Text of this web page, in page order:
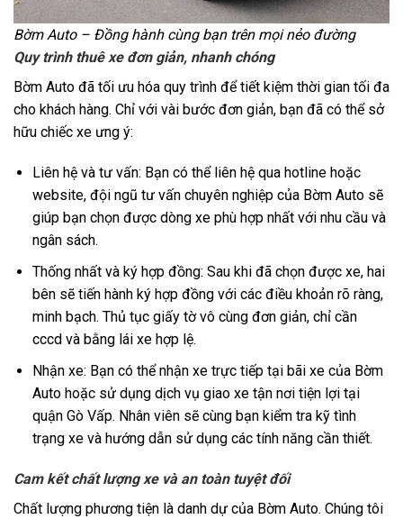
Bờm Auto – Đồng hành cùng bạn trên mọi nẻo đường
Quy trình thuê xe đơn giản, nhanh chóng
Bờm Auto đã tối ưu hóa quy trình để tiết kiệm thời gian tối đa
cho khách hàng. Chỉ với vài bước đơn giản, bạn đã có thể sở
hữu chiếc xe ưng ý:
Liên hệ và tư vấn: Bạn có thể liên hệ qua hotline hoặc
website, đội ngũ tư vấn chuyên nghiệp của Bờm Auto sẽ
giúp bạn chọn được dòng xe phù hợp nhất với nhu cầu và
ngân sách.
Thống nhất và ký hợp đồng: Sau khi đã chọn được xe, hai
bên sẽ tiến hành ký hợp đồng với các điều khoản rõ ràng,
minh bạch. Thủ tục giấy tờ vô cùng đơn giản, chỉ cần
cccd và bằng lái xe hợp lệ.
Nhận xe: Bạn có thể nhận xe trực tiếp tại bãi xe của Bờm
Auto hoặc sử dụng dịch vụ giao xe tận nơi tiện lợi tại
quận Gò Vấp. Nhân viên sẽ cùng bạn kiểm tra kỹ tình
trạng xe và hướng dẫn sử dụng các tính năng cần thiết.
Cam kết chất lượng xe và an toàn tuyệt đối
Chất lượng phương tiện là danh dự của Bờm Auto. Chúng tôi